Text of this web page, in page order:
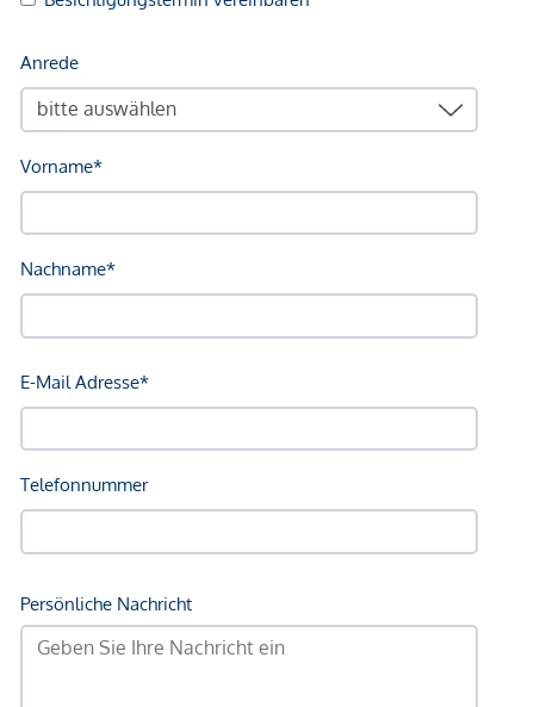
Klinik <250m
Kinder & Schulen
Schule <100m
Kindergarten <200m
Universität <750m
Nahversorgung
Bäckerei <125m
Geldautomat <300m
Bank <300m
Post <325m
Verkehr
Bus <100m